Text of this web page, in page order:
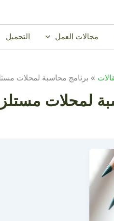
مجالات العمل التحميل
برنامج محاسبة لمحلات
لمحلات